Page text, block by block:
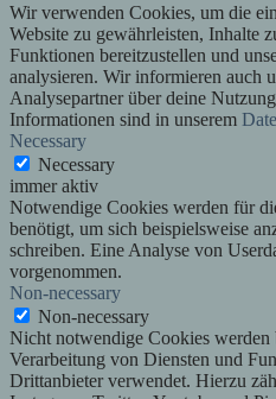
Wir verwenden Cookies, um die
Website zu gewährleisten, Inhalte
Funktionen bereitzustellen und
analysieren. Wir informieren auch
Analysepartner über deine
Informationen sind in unserem
Necessary
Necessary
immer aktiv
Notwendige Cookies werden für
benötigt, um sich beispielsweise
schreiben. Eine Analyse von
vorgenommen.
Non-necessary
Non-necessary
Nicht notwendige Cookies werden
Verarbeitung von Diensten und
Drittanbieter verwendet. Hierzu